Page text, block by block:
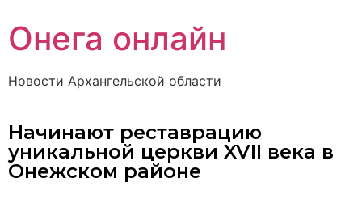
Онега онлайн
Новости Архангельской области
Начинают реставрацию
уникальной церкви XVII века в
Онежском районе